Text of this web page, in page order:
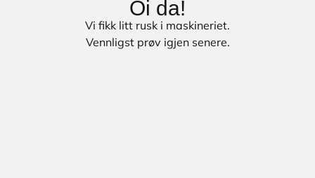
Oi da!
Vi fikk litt rusk i maskineriet.
Vennligst prøv igjen senere.